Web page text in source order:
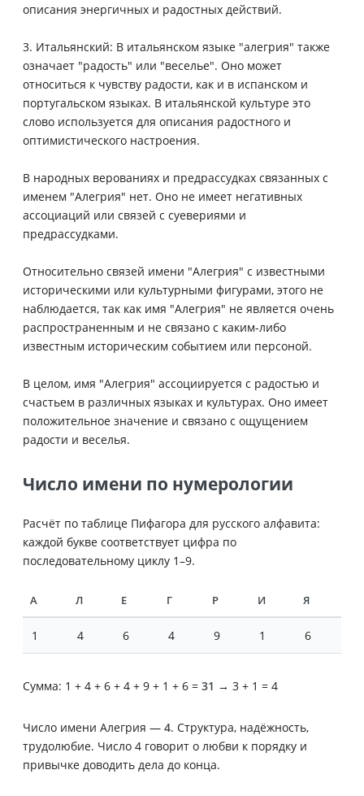
описания энергичных и радостных действий.
3. Итальянский: В итальянском языке "алегрия" также
означает "радость" или "веселье". Оно может
относиться к чувству радости, как и в испанском и
португальском языках. В итальянской культуре это
слово используется для описания радостного и
оптимистического настроения.
В народных верованиях и предрассудках связанных с
именем "Алегрия" нет. Оно не имеет негативных
ассоциаций или связей с суевериями и
предрассудками.
Относительно связей имени "Алегрия" с известными
историческими или культурными фигурами, этого не
наблюдается, так как имя "Алегрия" не является очень
распространенным и не связано с каким-либо
известным историческим событием или персоной.
В целом, имя "Алегрия" ассоциируется с радостью и
счастьем в различных языках и культурах. Оно имеет
положительное значение и связано с ощущением
радости и веселья.
Число имени по нумерологии
Расчёт по таблице Пифагора для русского алфавита:
каждой букве соответствует цифра по
последовательному циклу 1–9.
А Л Е Г Р И Я
1 4 6 4 9 1 6
Сумма: 1 + 4 + 6 + 4 + 9 + 1 + 6 = 31 → 3 + 1 = 4
Число имени Алегрия — 4. Структура, надёжность,
трудолюбие. Число 4 говорит о любви к порядку и
привычке доводить дела до конца.